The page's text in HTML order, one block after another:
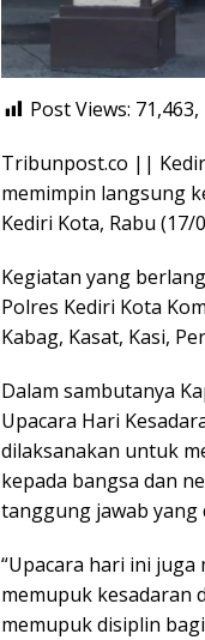
Post Views: 71,463,
Tribunpost.co || Kediri
memimpin langsung
Kediri Kota, Rabu (17/
Kegiatan yang
Polres Kediri Kota
Kabag, Kasat, Kasi,
Dalam sambutanya
Upacara Hari
dilaksanakan untuk
kepada bangsa dan
tanggung jawab yang
“Upacara hari ini
memupuk kesadaran
memupuk disiplin